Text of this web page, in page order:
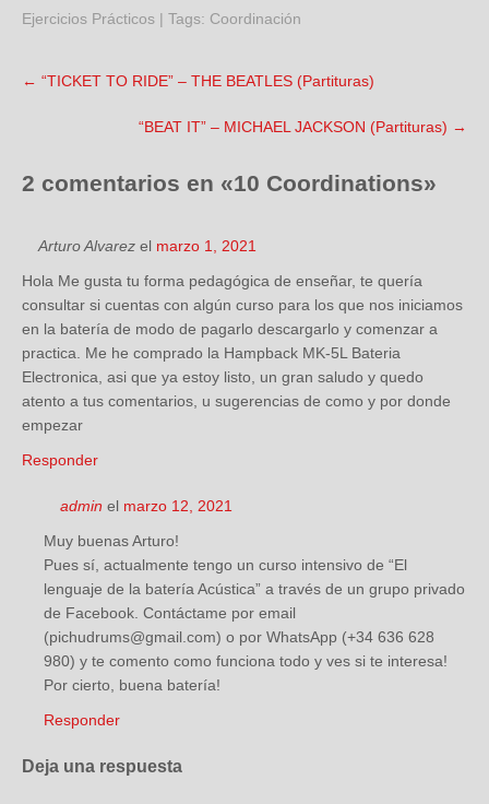
Ejercicios Prácticos | Tags: Coordinación
← “TICKET TO RIDE” – THE BEATLES (Partituras)
“BEAT IT” – MICHAEL JACKSON (Partituras) →
2 comentarios en «10 Coordinations»
Arturo Alvarez el marzo 1, 2021
Hola Me gusta tu forma pedagógica de enseñar, te quería
consultar si cuentas con algún curso para los que nos iniciamos
en la batería de modo de pagarlo descargarlo y comenzar a
practica. Me he comprado la Hampback MK-5L Bateria
Electronica, asi que ya estoy listo, un gran saludo y quedo
atento a tus comentarios, u sugerencias de como y por donde
empezar
Responder
admin el marzo 12, 2021
Muy buenas Arturo!
Pues sí, actualmente tengo un curso intensivo de “El
lenguaje de la batería Acústica” a través de un grupo privado
de Facebook. Contáctame por email
(pichudrums@gmail.com) o por WhatsApp (+34 636 628
980) y te comento como funciona todo y ves si te interesa!
Por cierto, buena batería!
Responder
Deja una respuesta